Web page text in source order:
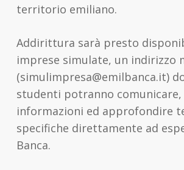
territorio emiliano.
Addirittura sarà presto
imprese simulate, un indirizzo
(simulimpresa@emilbanca.it)
studenti potranno comunicare,
informazioni ed approfondire
specifiche direttamente ad
Banca.